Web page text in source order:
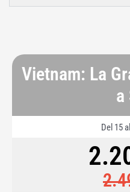
Vietnam: La
a
Del 15